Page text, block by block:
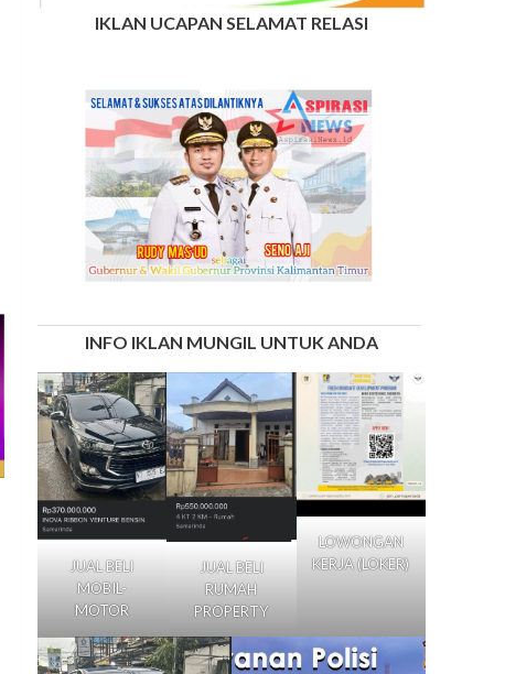
IKLAN UCAPAN SELAMAT RELASI
INFO IKLAN MUNGIL UNTUK ANDA
JUAL BELI
MOBIL-
MOTOR
JUAL BELI
RUMAH
PROPERTY
LOWONGAN
KERJA (LOKER)